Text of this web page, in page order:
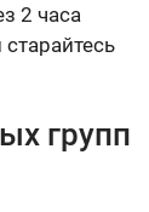
2 часа
групп